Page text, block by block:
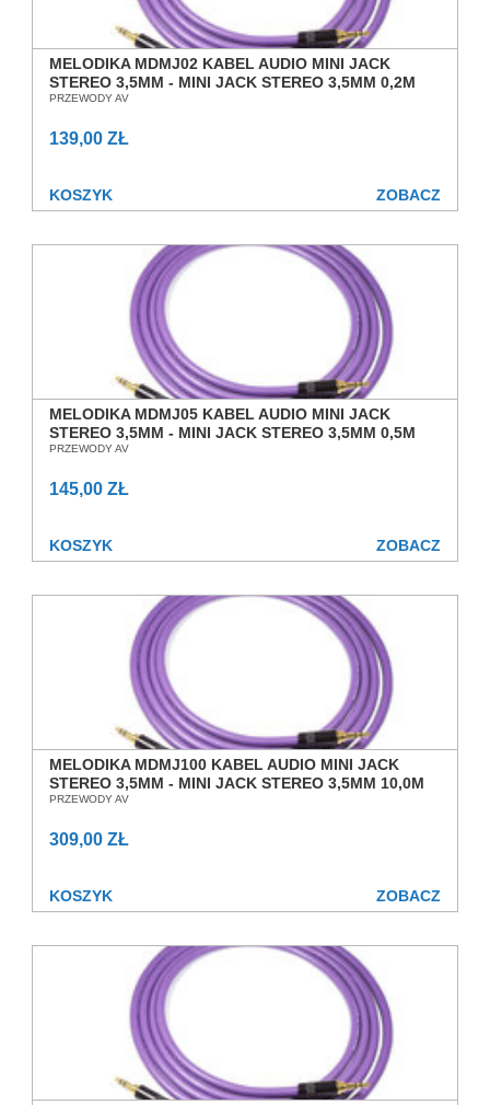
MELODIKA MDMJ02 KABEL AUDIO MINI JACK
STEREO 3,5MM - MINI JACK STEREO 3,5MM 0,2M
SALON POZNAŃ WROCŁAW
PRZEWODY AV
139,00 ZŁ
KOSZYK ZOBACZ
MELODIKA MDMJ05 KABEL AUDIO MINI JACK
STEREO 3,5MM - MINI JACK STEREO 3,5MM 0,5M
SALON POZNAŃ WROCŁAW
PRZEWODY AV
145,00 ZŁ
KOSZYK ZOBACZ
MELODIKA MDMJ100 KABEL AUDIO MINI JACK
STEREO 3,5MM - MINI JACK STEREO 3,5MM 10,0M
SALON POZNAŃ WROCŁAW
PRZEWODY AV
309,00 ZŁ
KOSZYK ZOBACZ